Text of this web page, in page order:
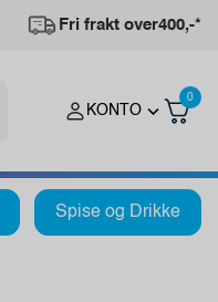
Fri frakt over400,-*
KONTO
0
Spise og Drikke